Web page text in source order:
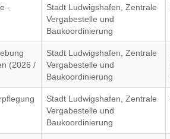
-
Stadt Ludwigshafen, Zentrale
Vergabestelle und
Baukoordinierung
(2026 /
Stadt Ludwigshafen, Zentrale
Vergabestelle und
Baukoordinierung
Stadt Ludwigshafen, Zentrale
Vergabestelle und
Baukoordinierung